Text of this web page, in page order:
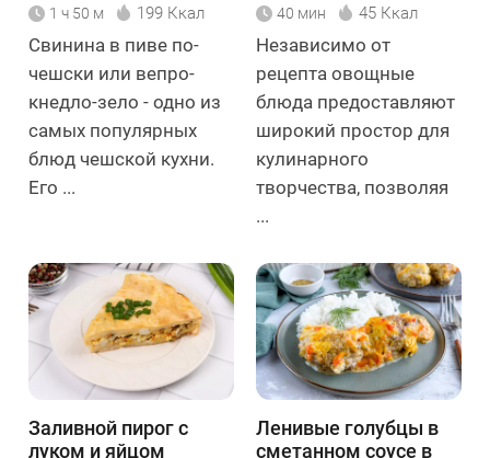
1 ч 50 м 199 Ккал
Свинина в пиве по-
чешски или вепро-
кнедло-зело - одно из
самых популярных
блюд чешской кухни.
Его ...
40 мин 45 Ккал
Независимо от
рецепта овощные
блюда предоставляют
широкий простор для
кулинарного
творчества, позволяя
...
Заливной пирог с
луком и яйцом
Ленивые голубцы в
сметанном соусе в